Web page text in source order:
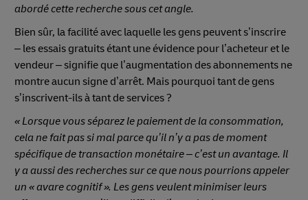
abordé cette recherche sous cet angle.
Bien sûr, la facilité avec laquelle les gens peuvent s’inscrire
– les essais gratuits étant une évidence pour l’acheteur et le
vendeur – signifie que l’augmentation des abonnements ne
montre aucun signe d’arrêt. Mais pourquoi tant de gens
s’inscrivent-ils à tant de services ?
« Lorsque vous séparez le paiement de la consommation,
cela ne fait pas si mal parce qu’il n’y a pas de moment
spécifique de transaction monétaire – c’est un avantage. Il
y a aussi des recherches sur ce que nous pourrions appeler
un « avare cognitif ». Les gens veulent minimiser leurs